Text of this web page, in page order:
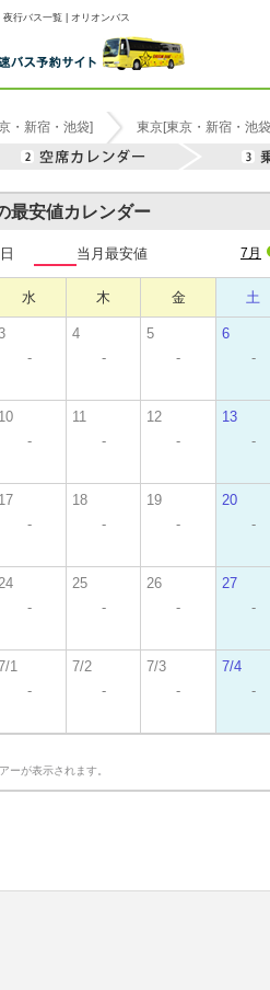
行バス一覧 | オリオンバス
・新宿・池袋] 東京[東京・新宿・池
最安値カレンダー
7月
当月最安値
水 木 金 土
-
4
-
5
-
6
-
10
-
11
-
12
-
13
-
17
-
18
-
19
-
20
-
-
25
-
26
-
27
-
1
-
7/2
-
7/3
-
7/4
-
ーが表示されます。